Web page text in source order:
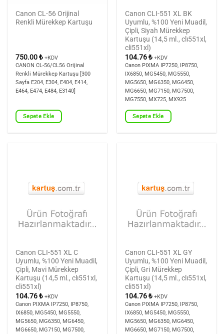
Canon CL-56 Orijinal
Renkli Mürekkep Kartuşu
750.00₺ +KDV
CANON CL-56/CL56 Orijinal
Renkli Mürekkep Kartuşu [300
Sayfa E204, E304, E404, E414,
E464, E474, E484, E3140]
Sepete Ekle
Canon CLI-551 XL BK
Uyumlu, %100 Yeni Muadil,
Çipli, Siyah Mürekkep
Kartuşu (14,5 ml., clı551xl,
cli551xl)
104.76₺ +KDV
Canon PIXMA IP7250, IP8750,
IX6850, MG5450, MG5550,
MG5650, MG6350, MG6450,
MG6650, MG7150, MG7500,
MG7550, MX725, MX925
Sepete Ekle
Canon CLI-551 XL C
Uyumlu, %100 Yeni Muadil,
Çipli, Mavi Mürekkep
Kartuşu (14,5 ml., clı551xl,
cli551xl)
104.76₺ +KDV
Canon PIXMA IP7250, IP8750,
IX6850, MG5450, MG5550,
MG5650, MG6350, MG6450,
MG6650, MG7150, MG7500,
Canon CLI-551 XL GY
Uyumlu, %100 Yeni Muadil,
Çipli, Gri Mürekkep
Kartuşu (14,5 ml., clı551xl,
cli551xl)
104.76₺ +KDV
Canon PIXMA IP7250, IP8750,
IX6850, MG5450, MG5550,
MG5650, MG6350, MG6450,
MG6650, MG7150, MG7500,